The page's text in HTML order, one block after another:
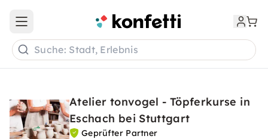
Open main menu
Suche: Stadt, Erlebnis
Atelier tonvogel - Töpferkurse in
Eschach bei Stuttgart
Geprüfter Partner